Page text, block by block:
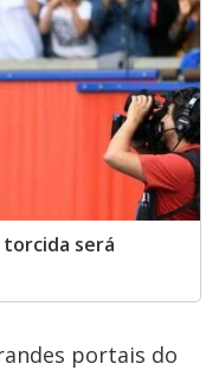
torcida será
portais do